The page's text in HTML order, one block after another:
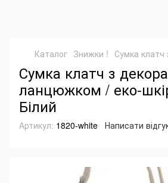
Каталог Знижки ! Сумка
Сумка клатч з
ланцюжком / еко-
Білий
Артикул: 1820-white Написати